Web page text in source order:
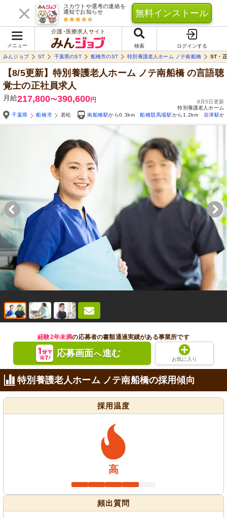
スカウトや選考の連絡を
通知でお知らせ
無料インストール
メニュー
介護･医療求人サイト
検索
ログインする
みんジョブ
ST 千葉県のST 船橋市のST 特別養護老人ホーム ノテ南船橋 ST・
【8/5更新】特別養護老人ホーム ノテ南船橋の言語聴
覚士の正社員求人
月給217,800〜390,600円
8月5日更新
特別養護老人ホーム
千葉県
船橋市 若松 南船橋駅から0.3km 船橋競馬場駅から1.2km 谷津駅か
経験2年未満の応募者の書類通過実績がある事業所です
応募画面へ進む
お気に入り
特別養護老人ホーム ノテ南船橋の採用傾向
採用温度
高
頻出質問